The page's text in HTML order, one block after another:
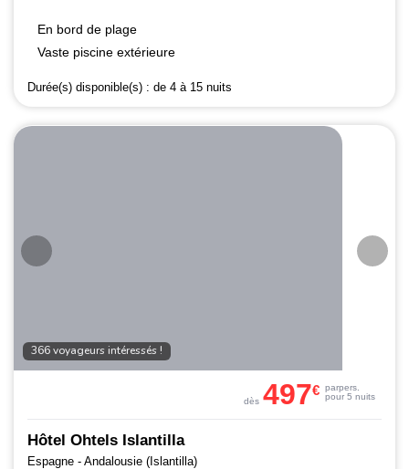
En bord de plage
Vaste piscine extérieure
Durée(s) disponible(s) : de 4 à 15 nuits
366 voyageurs intéressés !
Hôtel Ohtels Islantilla
Espagne - Andalousie (Islantilla)
dès 497€ parpers.
pour 5 nuits